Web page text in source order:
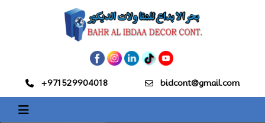
+971529904018 bidcont@gmail.com